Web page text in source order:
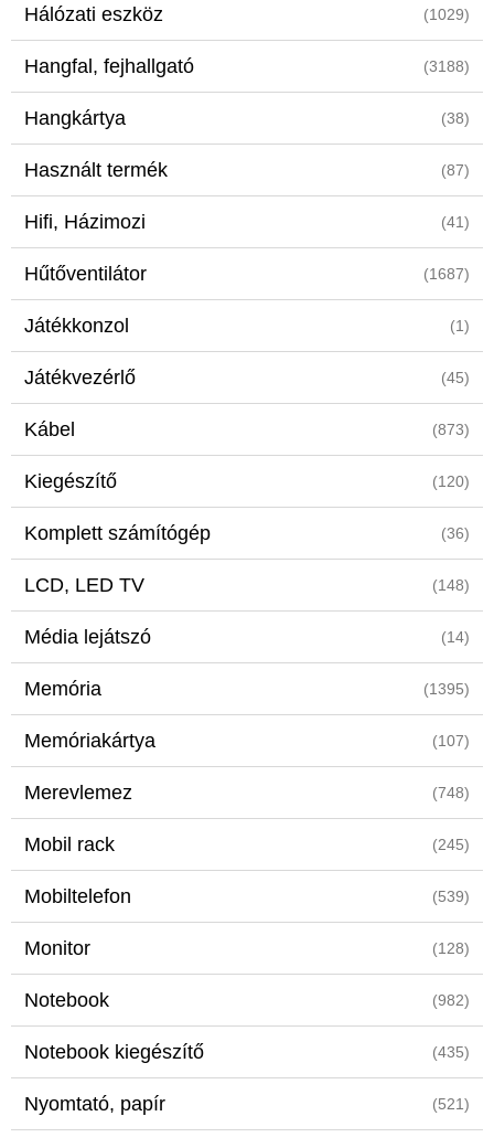
Hálózati eszköz (1029)
Hangfal, fejhallgató (3188)
Hangkártya (38)
Használt termék (87)
Hifi, Házimozi (41)
Hűtőventilátor (1687)
Játékkonzol (1)
Játékvezérlő (45)
Kábel (873)
Kiegészítő (120)
Komplett számítógép (36)
LCD, LED TV (148)
Média lejátszó (14)
Memória (1395)
Memóriakártya (107)
Merevlemez (748)
Mobil rack (245)
Mobiltelefon (539)
Monitor (128)
Notebook (982)
Notebook kiegészítő (435)
Nyomtató, papír (521)